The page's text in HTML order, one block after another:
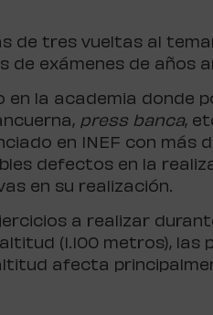
tres vueltas al
de exámenes de años
en la academia
press banca,
en INEF con más
defectos en la
en su realización.
a realizar
(1.100 metros), las
afecta